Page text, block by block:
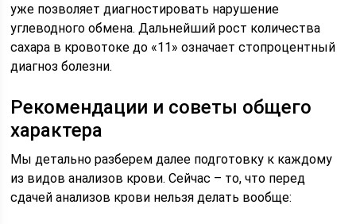
уже позволяет диагностировать нарушение
углеводного обмена. Дальнейший рост количества
сахара в кровотоке до «11» означает стопроцентный
диагноз болезни.
Рекомендации и советы общего
характера
Мы детально разберем далее подготовку к каждому
из видов анализов крови. Сейчас – то, что перед
сдачей анализов крови нельзя делать вообще: